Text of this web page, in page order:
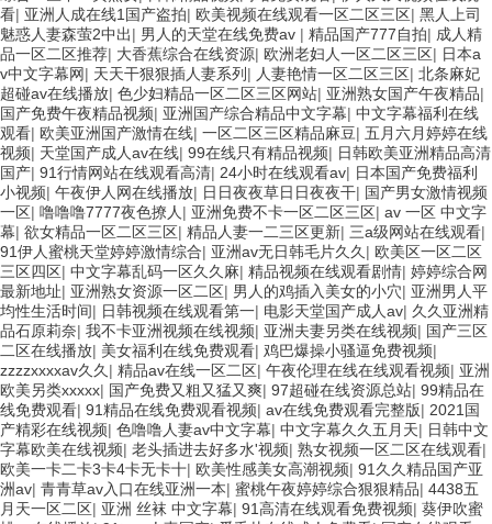
看| 亚洲人成在线1国产盗拍| 欧美视频在线观看一区二区三区| 黑人上司
魅惑人妻森萤2中出| 男人的天堂在线免费av | 精品国产777自拍| 成人精
品一区二区推荐| 大香蕉综合在线资源| 欧洲老妇人一区二区三区| 日本a
v中文字幕网| 天天干狠狠插人妻系列 | 人妻艳情一区二区三区| 北条麻妃
超碰av在线播放| 色少妇精品一区二区三区网站| 亚洲熟女国产午夜精品|
国产免费午夜精品视频| 亚洲国产综合精品中文字幕| 中文字幕福利在线
观看| 欧美亚洲国产激情在线| 一区二区三区精品麻豆| 五月六月婷婷在线
视频| 天堂国产成人av在线| 99在线只有精品视频| 日韩欧美亚洲精品高清
国产| 91行情网站在线观看高清| 24小时在线观看av| 日本国产免费福利
小视频| 午夜伊人网在线播放| 日日夜夜草日日夜夜干| 国产男女激情视频
一区| 噜噜噜7777夜色撩人 | 亚洲免费不卡一区二区三区| av 一区 中文字
幕| 欲女精品一区二区三区| 精品人妻一二三区更新| 三a级网站在线观看|
91伊人蜜桃天堂婷婷激情综合| 亚洲av无日韩毛片久久 | 欧美区一区二区
三区四区| 中文字幕乱码一区久久麻| 精品视频在线观看剧情| 婷婷综合网
最新地址| 亚洲熟女资源一区二区| 男人的鸡插入美女的小穴| 亚洲男人平
均性生活时间| 日韩视频在线观看第一| 电影天堂国产成人av| 久久亚洲精
品石原莉奈| 我不卡亚洲视频在线视频| 亚洲夫妻另类在线视频| 国产三区
二区在线播放| 美女福利在线免费观看| 鸡巴爆操小骚逼免费视频|
zzzzxxxxav久久 | 精品av在线一区二区| 午夜伦理在线在线观看视频| 亚洲
欧美另类xxxxx| 国产免费又粗又猛又爽| 97超碰在线资源总站| 99精品在
线免费观看| 91精品在线免费观看视频| av在线免费观看完整版| 2021国
产精彩在线视频| 色噜噜人妻av中文字幕| 中文字幕久久五月天| 日韩中文
字幕欧美在线视频| 老头插进去好多水'视频| 熟女视频一区二区在线观看|
欧美一卡二卡3卡4卡无卡十| 欧美性感美女高潮视频| 91久久精品国产亚
洲av| 青青草av入口在线亚洲一本| 蜜桃午夜婷婷综合狠狠精品| 4438五
月天一区二区| 亚洲 丝袜 中文字幕| 91高清在线观看免费视频| 葵伊吹蜜